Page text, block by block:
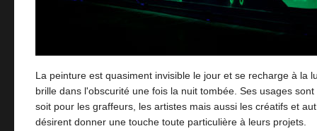
La peinture est quasiment invisible le jour et se recharge à la
brille dans l'obscurité une fois la nuit tombée. Ses usages
soit pour les graffeurs, les artistes mais aussi les créatifs et
désirent donner une touche toute particulière à leurs projets.